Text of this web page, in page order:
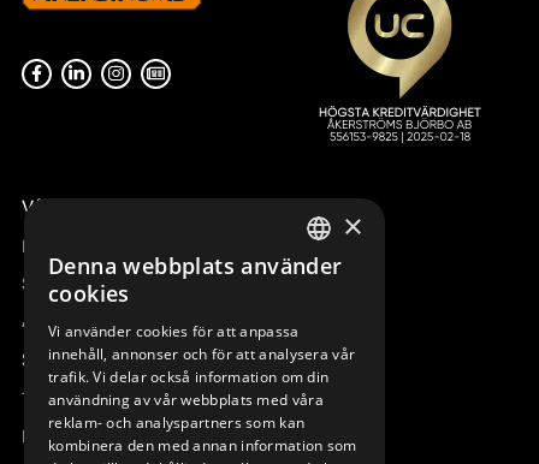
Våra radiostyrningar – översikt
Remotus
Sesam
Access_Ctrl
Support
Teknisk support
Boka service
SWEDISH
DEUTSCH
×
Denna webbplats använder
cookies
Vi använder cookies för att anpassa
innehåll, annonser och för att analysera vår
trafik. Vi delar också information om din
användning av vår webbplats med våra
reklam- och analyspartners som kan
kombinera den med annan information som